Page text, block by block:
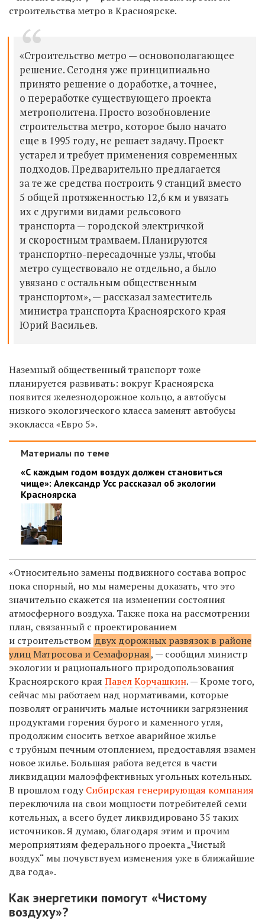
строительства метро в Красноярске.
«Строительство метро — основополагающее
решение. Сегодня уже принципиально
принято решение о доработке, а точнее,
о переработке существующего проекта
метрополитена. Просто возобновление
строительства метро, которое было начато
еще в 1995 году, не решает задачу. Проект
устарел и требует применения современных
подходов. Предварительно предлагается
за те же средства построить 9 станций вместо
5 общей протяженностью 12,6 км и увязать
их с другими видами рельсового
транспорта — городской электричкой
и скоростным трамваем. Планируются
транспортно-пересадочные узлы, чтобы
метро существовало не отдельно, а было
увязано с остальным общественным
транспортом», — рассказал заместитель
министра транспорта Красноярского края
Юрий Васильев.
Наземный общественный транспорт тоже
планируется развивать: вокруг Красноярска
появится железнодорожное кольцо, а автобусы
низкого экологического класса заменят автобусы
экокласса «Евро 5».
Материалы по теме
«С каждым годом воздух должен становиться
чище»: Александр Усс рассказал об экологии
Красноярска
«Относительно замены подвижного состава вопрос
пока спорный, но мы намерены доказать, что это
значительно скажется на изменении состояния
атмосферного воздуха. Также пока на рассмотрении
план, связанный с проектированием
и строительством двух дорожных развязок в районе
улиц Матросова и Семафорная, — сообщил министр
экологии и рационального природопользования
Красноярского края Павел Корчашкин. — Кроме того,
сейчас мы работаем над нормативами, которые
позволят ограничить малые источники загрязнения
продуктами горения бурого и каменного угля,
продолжим сносить ветхое аварийное жилье
с трубным печным отоплением, предоставляя взамен
новое жилье. Большая работа ведется в части
ликвидации малоэффективных угольных котельных.
В прошлом годуСибирская генерирующая компания
переключила на свои мощности потребителей семи
котельных, а всего будет ликвидировано 35 таких
источников. Я думаю, благодаря этим и прочим
мероприятиям федерального проекта „Чистый
воздух“ мы почувствуем изменения уже в ближайшие
два года».
Как энергетики помогут «Чистому
воздуху»?